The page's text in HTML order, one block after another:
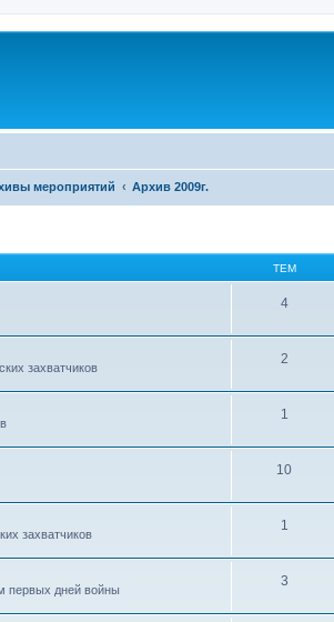
мероприятий Архив 2009г.
ТЕМ
4
захватчиков
2
1
10
захватчиков
1
первых дней войны
3